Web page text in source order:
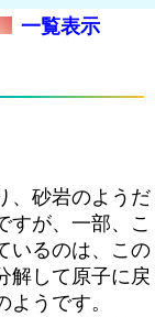
一覧表示
、砂岩のようだ
すが、一部、こ
いるのは、この
解して原子に戻
うです。